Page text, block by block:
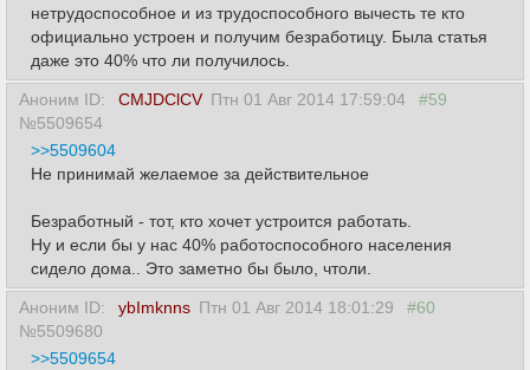
нетрудоспособное и из трудоспособного вычесть те кто
официально устроен и получим безработицу. Была статья
даже это 40% что ли получилось.
Аноним ID: CMJDClCV Птн 01 Авг 2014 17:59:04
#59
№5509654
>>5509604
Не принимай желаемое за действительное
Безработный - тот, кто хочет устроится работать.
Ну и если бы у нас 40% работоспособного населения
сидело дома.. Это заметно бы было, чтоли.
Аноним ID: ybImknns Птн 01 Авг 2014 18:01:29
#60
№5509680
>>5509654